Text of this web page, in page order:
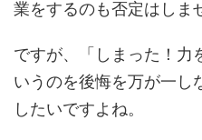
業をするのも否定はしま
ですが、「しまった！力
いうのを後悔を万が一し
したいですよね。